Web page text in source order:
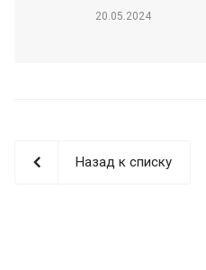
20.05.2024
Назад к списку